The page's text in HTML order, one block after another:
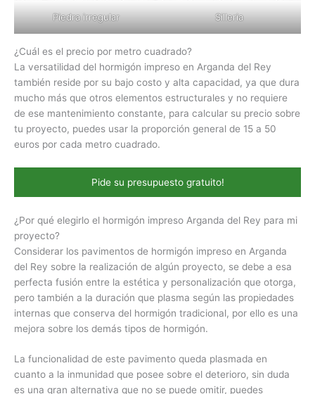
Piedra irregular Silleria
¿Cuál es el precio por metro cuadrado?
La versatilidad del hormigón impreso en Arganda del Rey
también reside por su bajo costo y alta capacidad, ya que dura
mucho más que otros elementos estructurales y no requiere
de ese mantenimiento constante, para calcular su precio sobre
tu proyecto, puedes usar la proporción general de 15 a 50
euros por cada metro cuadrado.
Pide su presupuesto gratuito!
¿Por qué elegirlo el hormigón impreso Arganda del Rey para mi
proyecto?
Considerar los pavimentos de hormigón impreso en Arganda
del Rey sobre la realización de algún proyecto, se debe a esa
perfecta fusión entre la estética y personalización que otorga,
pero también a la duración que plasma según las propiedades
internas que conserva del hormigón tradicional, por ello es una
mejora sobre los demás tipos de hormigón.
La funcionalidad de este pavimento queda plasmada en
cuanto a la inmunidad que posee sobre el deterioro, sin duda
es una gran alternativa que no se puede omitir, puedes